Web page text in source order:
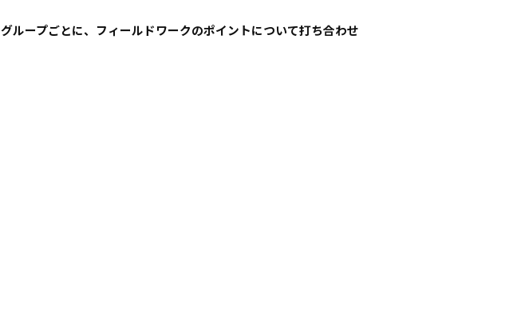
グループごとに、フィールドワークのポイントについて打ち合わせ